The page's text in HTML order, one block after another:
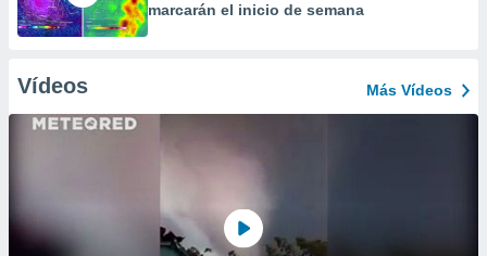
marcarán el inicio de semana
Vídeos Más Vídeos